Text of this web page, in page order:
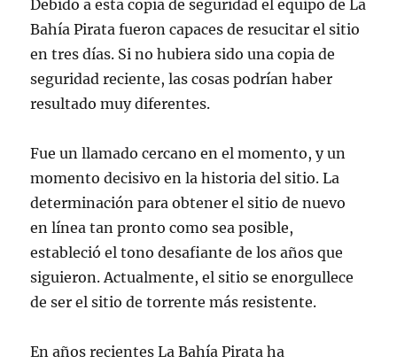
Debido a esta copia de seguridad el equipo de La
Bahía Pirata fueron capaces de resucitar el sitio
en tres días. Si no hubiera sido una copia de
seguridad reciente, las cosas podrían haber
resultado muy diferentes.
Fue un llamado cercano en el momento, y un
momento decisivo en la historia del sitio. La
determinación para obtener el sitio de nuevo
en línea tan pronto como sea posible,
estableció el tono desafiante de los años que
siguieron. Actualmente, el sitio se enorgullece
de ser el sitio de torrente más resistente.
En años recientes La Bahía Pirata ha